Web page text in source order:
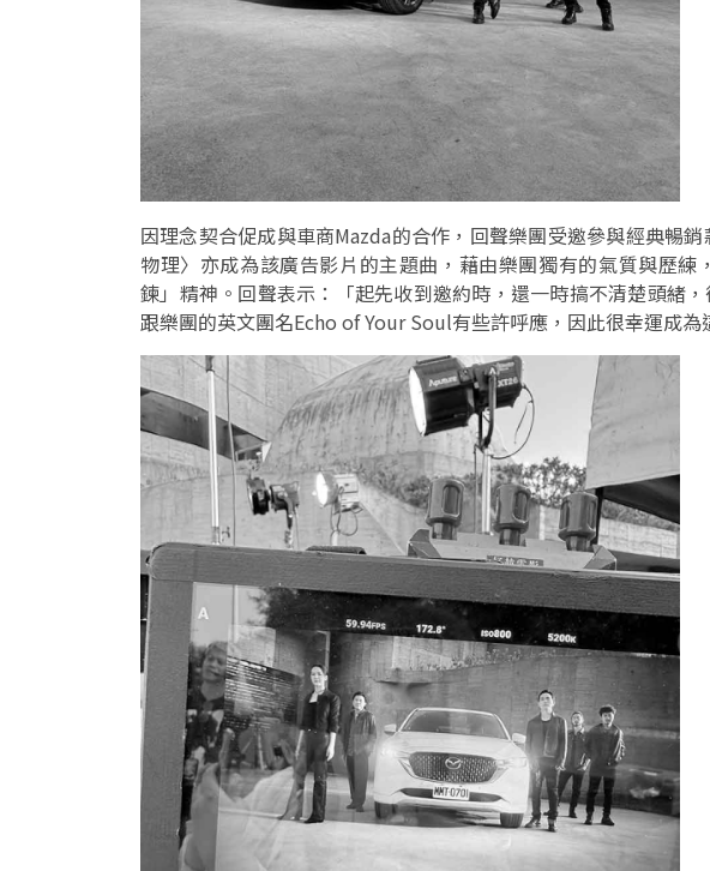
因理念契合促成與車商Mazda的合作，回聲樂團受邀參與經典暢
物理〉亦成為該廣告影片的主題曲，藉由樂團獨有的氣質與歷
鍊」精神。回聲表示：「起先收到邀約時，還一時搞不清楚頭緒
跟樂團的英文團名Echo of Your Soul有些許呼應，因此很幸運成為